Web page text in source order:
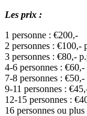
Les prix :
1 personne : €200,-
2 personnes : €100,-
3 personnes : €80,-
4-6 personnes : €60,-
7-8 personnes : €50,-
9-11 personnes :
12-15 personnes :
16 personnes ou